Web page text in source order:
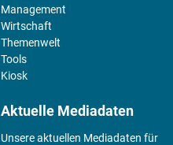
Management
Wirtschaft
Themenwelt
Tools
Kiosk
Aktuelle Mediadaten
Unsere aktuellen Mediadaten für